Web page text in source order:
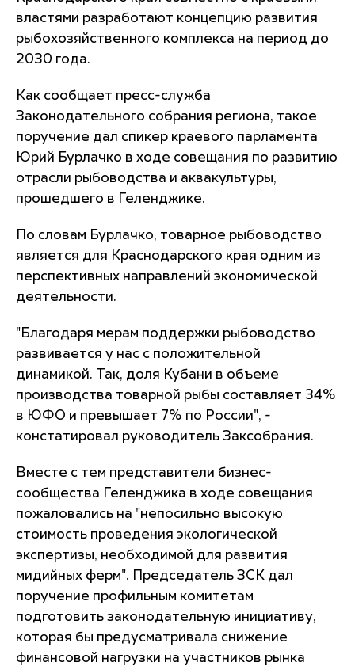
властями разработают концепцию развития
рыбохозяйственного комплекса на период до
2030 года.
Как сообщает пресс-служба
Законодательного собрания региона, такое
поручение дал спикер краевого парламента
Юрий Бурлачко в ходе совещания по развитию
отрасли рыбоводства и аквакультуры,
прошедшего в Геленджике.
По словам Бурлачко, товарное рыбоводство
является для Краснодарского края одним из
перспективных направлений экономической
деятельности.
"Благодаря мерам поддержки рыбоводство
развивается у нас с положительной
динамикой. Так, доля Кубани в объеме
производства товарной рыбы составляет 34%
в ЮФО и превышает 7% по России", -
констатировал руководитель Заксобрания.
Вместе с тем представители бизнес-
сообщества Геленджика в ходе совещания
пожаловались на "непосильно высокую
стоимость проведения экологической
экспертизы, необходимой для развития
мидийных ферм". Председатель ЗСК дал
поручение профильным комитетам
подготовить законодательную инициативу,
которая бы предусматривала снижение
финансовой нагрузки на участников рынка